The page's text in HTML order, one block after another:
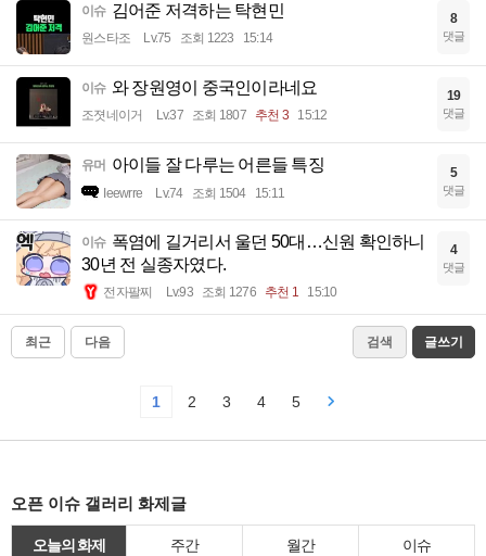
이슈 김어준 저격하는 탁현민
원스타조 Lv.75 조회 1223 15:14
8
댓글
이슈 와 장원영이 중국인이라네요
조졋네이거 Lv.37 조회 1807 추천 3 15:12
19
댓글
유머 아이들 잘 다루는 어른들 특징
Ieewrre Lv.74 조회 1504 15:11
5
댓글
이슈 폭염에 길거리서 울던 50대…신원 확인하니
30년 전 실종자였다.
전자팔찌 Lv.93 조회 1276 추천 1 15:10
4
댓글
최근 다음 검색 글쓰기
1 2 3 4 5
오픈 이슈 갤러리 화제글
오늘의 화제 주간 월간 이슈